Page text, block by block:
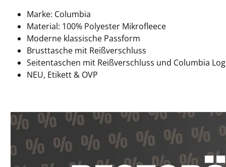
Marke: Columbia
Material: 100% Polyester Mikrofleece
Moderne klassische Passform
Brusttasche mit Reißverschluss
Seitentaschen mit Reißverschluss und Columbia
NEU, Etikett & OVP